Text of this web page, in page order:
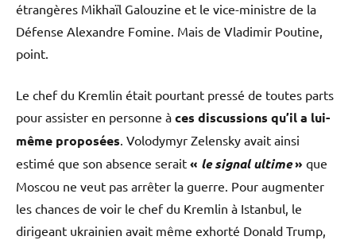
étrangères Mikhaïl Galouzine et le vice-ministre de la
Défense Alexandre Fomine. Mais de Vladimir Poutine,
point.
Le chef du Kremlin était pourtant pressé de toutes parts
pour assister en personne à ces discussions qu’il a lui-
même proposées. Volodymyr Zelensky avait ainsi
estimé que son absence serait « le signal ultime» que
Moscou ne veut pas arrêter la guerre. Pour augmenter
les chances de voir le chef du Kremlin à Istanbul, le
dirigeant ukrainien avait même exhorté Donald Trump,